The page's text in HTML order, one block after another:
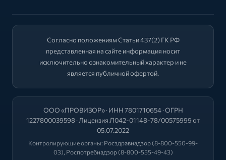
Согласно положениям Статьи 437(2) ГК РФ
представленная на сайте информация носит
исключительно ознакомительный характер и не
является публичной офертой.
ООО «ПРОВИЗОР» · ИНН 7801710654 · ОГРН
1227800039598 · Лицензия Л042-01148-78/00575999 от
05.07.2022
Контролирующие органы: Росздравнадзор(8-800-550-99-
03), Роспотребнадзор(8-800-555-49-43)